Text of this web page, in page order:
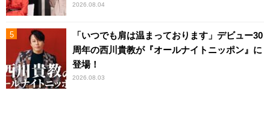
2026.08.04
「いつでも肩は温まっております」デビュー30
周年の西川貴教が『オールナイトニッポン』に
登場！
2026.08.03